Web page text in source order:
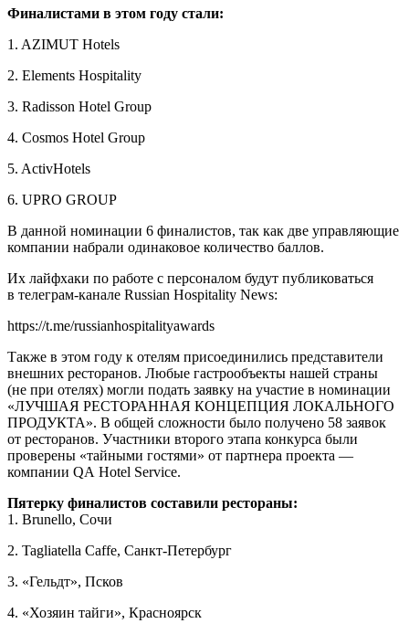
Финалистами в этом году стали:
1. AZIMUT Hotels
2. Elements Hospitality
3. Radisson Hotel Group
4. Cosmos Hotel Group
5. ActivHotels
6. UPRO GROUP
В данной номинации 6 финалистов, так как две управляющие
компании набрали одинаковое количество баллов.
Их лайфхаки по работе с персоналом будут публиковаться
в телеграм-канале Russian Hospitality News:
https://t.me/russianhospitalityawards
Также в этом году к отелям присоединились представители
внешних ресторанов. Любые гастрообъекты нашей страны
(не при отелях) могли подать заявку на участие в номинации
«ЛУЧШАЯ РЕСТОРАННАЯ КОНЦЕПЦИЯ ЛОКАЛЬНОГО
ПРОДУКТА». В общей сложности было получено 58 заявок
от ресторанов. Участники второго этапа конкурса были
проверены «тайными гостями» от партнера проекта —
компании QA Hotel Service.
Пятерку финалистов составили рестораны:
1. Brunello, Сочи
2. Tagliatella Caffe, Санкт-Петербург
3. «Гельдт», Псков
4. «Хозяин тайги», Красноярск